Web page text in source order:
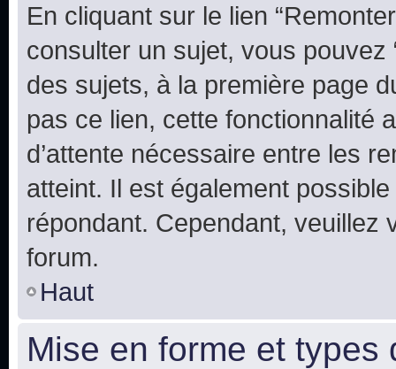
En cliquant sur le lien
consulter un sujet, vous pouvez
des sujets, à la première page
pas ce lien, cette fonctionnalité
d’attente nécessaire entre les
atteint. Il est également
répondant. Cependant,
forum.
Haut
Mise en forme et types